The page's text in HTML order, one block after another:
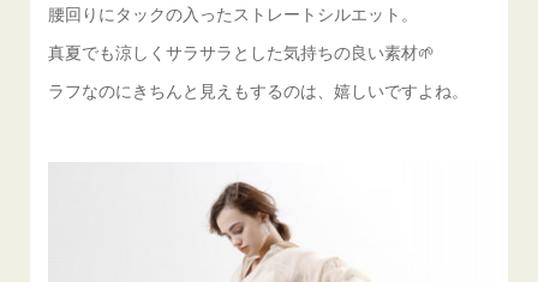
腰回りにタックの入ったストレートシルエット。
真夏でも涼しくサラサラとした気持ちの良い素材🌱
ラフなのにきちんと見えもするのは、嬉しいですよね。